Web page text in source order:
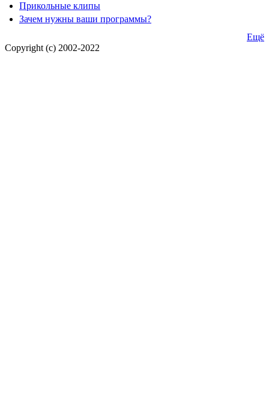
Прикольные клипы
Зачем нужны ваши программы?
Ещё
Copyright (c) 2002-2022